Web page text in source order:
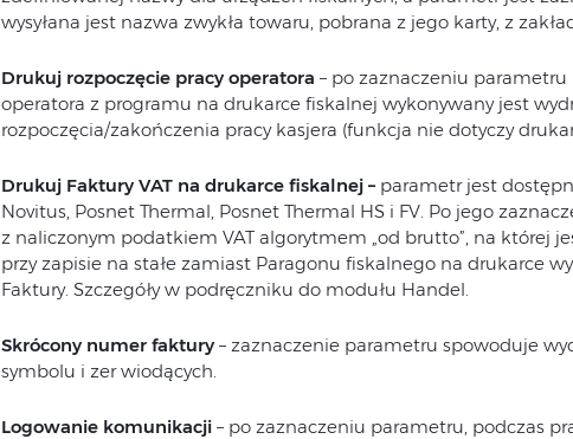
wysyłana jest nazwa zwykła towaru, pobrana z jego karty, z
Drukuj rozpoczęcie pracy operatora – po zaznaczeniu
operatora z programu na drukarce fiskalnej wykonywany jest
rozpoczęcia/zakończenia pracy kasjera (funkcja nie dotyczy
Drukuj Faktury VAT na drukarce fiskalnej – parametr jest
Novitus, Posnet Thermal, Posnet Thermal HS i FV. Po jego
z naliczonym podatkiem VAT algorytmem „od brutto”, na której
przy zapisie na stałe zamiast Paragonu fiskalnego na drukarce
Faktury. Szczegóły w podręczniku do modułu Handel.
Skrócony numer faktury– zaznaczenie parametru spowoduje
symbolu i zer wiodących.
Logowanie komunikacji– po zaznaczeniu parametru, podczas